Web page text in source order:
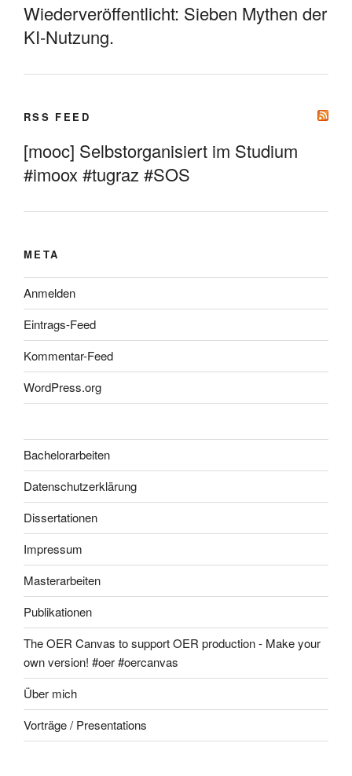
Wiederveröffentlicht: Sieben Mythen der
KI-Nutzung.
RSS FEED
[mooc] Selbstorganisiert im Studium
#imoox #tugraz #SOS
META
Anmelden
Eintrags-Feed
Kommentar-Feed
WordPress.org
Bachelorarbeiten
Datenschutzerklärung
Dissertationen
Impressum
Masterarbeiten
Publikationen
The OER Canvas to support OER production - Make your
own version! #oer #oercanvas
Über mich
Vorträge / Presentations